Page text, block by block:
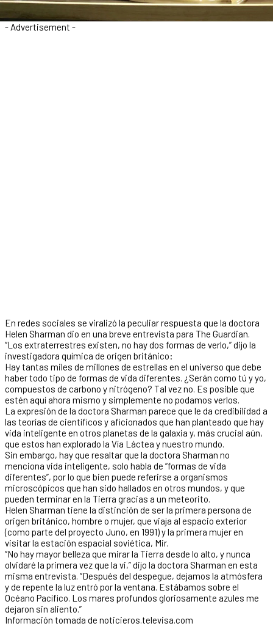
- Advertisement -
En redes sociales se viralizó la peculiar respuesta que la doctora
Helen Sharman dio en una breve entrevista para The Guardian.
“Los extraterrestres existen, no hay dos formas de verlo,” dijo la
investigadora química de origen británico:
Hay tantas miles de millones de estrellas en el universo que debe
haber todo tipo de formas de vida diferentes. ¿Serán como tú y yo,
compuestos de carbono y nitrógeno? Tal vez no. Es posible que
estén aquí ahora mismo y simplemente no podamos verlos.
La expresión de la doctora Sharman parece que le da credibilidad a
las teorías de científicos y aficionados que han planteado que hay
vida inteligente en otros planetas de la galaxia y, más crucial aún,
que estos han explorado la Vía Láctea y nuestro mundo.
Sin embargo, hay que resaltar que la doctora Sharman no
menciona vida inteligente, solo habla de “formas de vida
diferentes”, por lo que bien puede referirse a organismos
microscópicos que han sido hallados en otros mundos, y que
pueden terminar en la Tierra gracias a un meteorito.
Helen Sharman tiene la distinción de ser la primera persona de
origen británico, hombre o mujer, que viaja al espacio exterior
(como parte del proyecto Juno, en 1991) y la primera mujer en
visitar la estación espacial soviética, Mir.
“No hay mayor belleza que mirar la Tierra desde lo alto, y nunca
olvidaré la primera vez que la vi,” dijo la doctora Sharman en esta
misma entrevista. “Después del despegue, dejamos la atmósfera
y de repente la luz entró por la ventana. Estábamos sobre el
Océano Pacífico. Los mares profundos gloriosamente azules me
dejaron sin aliento.”
Información tomada de noticieros.televisa.com